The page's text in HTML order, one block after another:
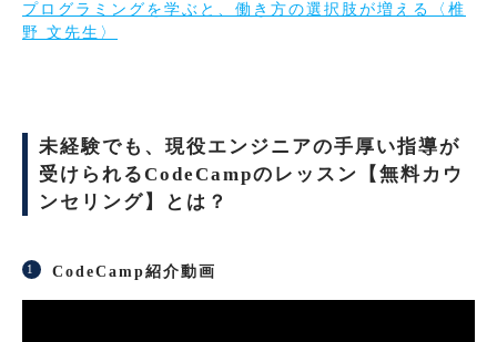
プログラミングを学ぶと、働き方の選択肢が増える〈椎
野 文先生〉
未経験でも、現役エンジニアの手厚い指導が
受けられるCodeCampのレッスン【無料カウ
ンセリング】とは？
CodeCamp紹介動画